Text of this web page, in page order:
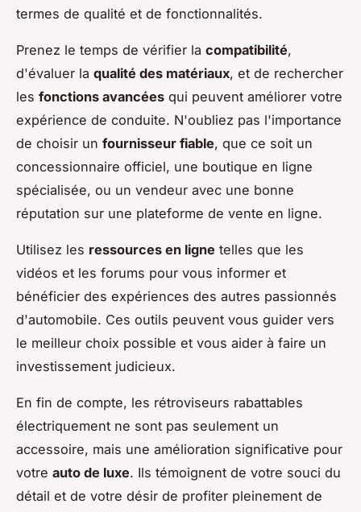
termes de qualité et de fonctionnalités.
Prenez le temps de vérifier la compatibilité,
d'évaluer la qualité des matériaux, et de rechercher
les fonctions avancées qui peuvent améliorer votre
expérience de conduite. N'oubliez pas l'importance
de choisir un fournisseur fiable, que ce soit un
concessionnaire officiel, une boutique en ligne
spécialisée, ou un vendeur avec une bonne
réputation sur une plateforme de vente en ligne.
Utilisez les ressources en ligne telles que les
vidéos et les forums pour vous informer et
bénéficier des expériences des autres passionnés
d'automobile. Ces outils peuvent vous guider vers
le meilleur choix possible et vous aider à faire un
investissement judicieux.
En fin de compte, les rétroviseurs rabattables
électriquement ne sont pas seulement un
accessoire, mais une amélioration significative pour
votre auto de luxe. Ils témoignent de votre souci du
détail et de votre désir de profiter pleinement de